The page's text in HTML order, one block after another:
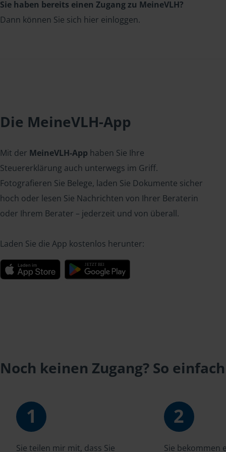
Sie haben bereits einen Zugang zu MeineVLH?
Dann können Sie sich hier einloggen.
Die MeineVLH-App
Mit der MeineVLH-App haben Sie Ihre
Steuererklärung auch unterwegs im Griff.
Fotografieren Sie Belege, laden Sie Dokumente sicher
hoch oder lesen Sie Nachrichten von Ihrer Beraterin
oder Ihrem Berater – jederzeit und von überall.
Laden Sie die App kostenlos herunter:
Noch keinen Zugang? So
1
Sie teilen mir mit, dass Sie
2
Sie bekommen